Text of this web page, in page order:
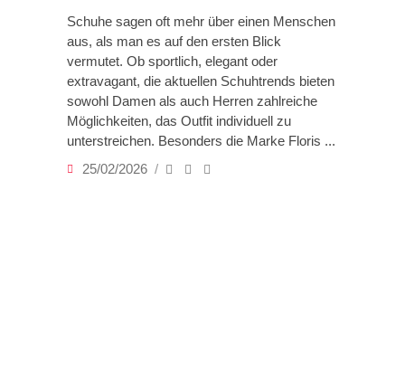
Schuhe sagen oft mehr über einen Menschen
aus, als man es auf den ersten Blick
vermutet. Ob sportlich, elegant oder
extravagant, die aktuellen Schuhtrends bieten
sowohl Damen als auch Herren zahlreiche
Möglichkeiten, das Outfit individuell zu
unterstreichen. Besonders die Marke Floris
25/02/2026